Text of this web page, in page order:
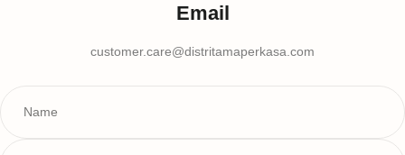
Email
customer.care@distritamaperkasa.com